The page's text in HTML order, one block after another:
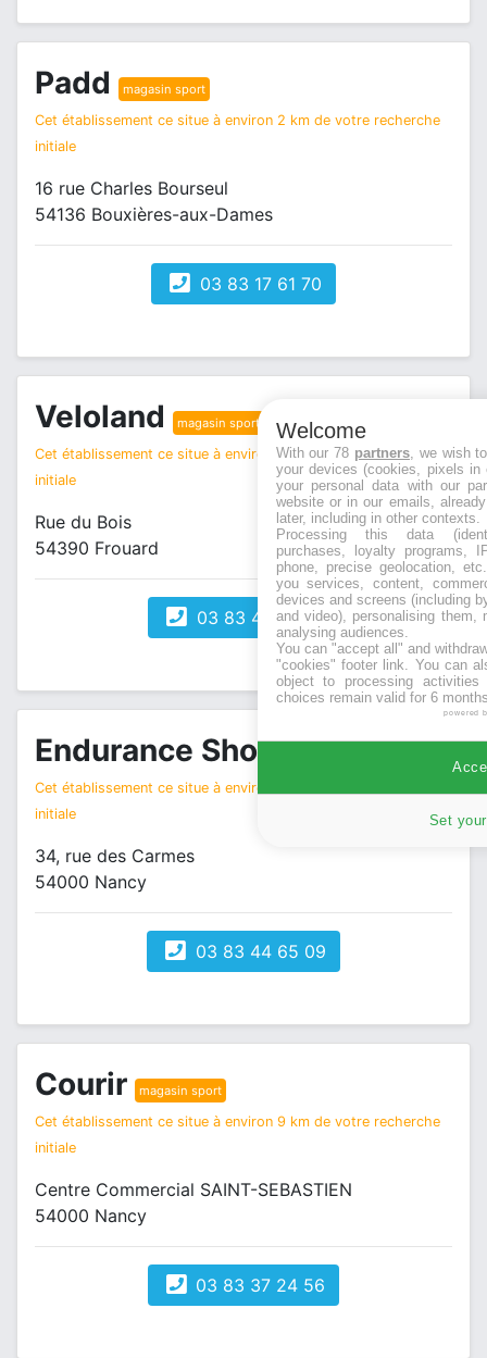
Padd magasin sport
Cet établissement ce situe à environ 2 km de votre recherche
initiale
16 rue Charles Bourseul
54136 Bouxières-aux-Dames
03 83 17 61 70
Veloland magasin sport
Cet établissement ce situe à environ 3 km de votre recherche
initiale
Rue du Bois
54390 Frouard
03 83 49 57 57
Endurance Shop
Cet établissement ce situe à environ 9 km de votre recherche
initiale
34, rue des Carmes
54000 Nancy
03 83 44 65 09
Courir magasin sport
Cet établissement ce situe à environ 9 km de votre recherche
initiale
Centre Commercial SAINT-SEBASTIEN
54000 Nancy
03 83 37 24 56
Welcome
With our 78 partners, we wish
your devices (cookies, pixels
your personal data with our
website or in our emails,
later, including in other contexts.
Processing this data
purchases, loyalty programs,
phone, precise geolocation,
you services, content,
devices and screens (including
and video), personalising them,
analysing audiences.
You can "accept all" and
"cookies" footer link . You can
object to processing
choices remain valid for 6
powered
Set